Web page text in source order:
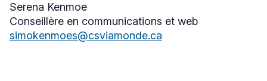
Serena Kenmoe
Conseillère en communications et web
simokenmoes@csviamonde.ca